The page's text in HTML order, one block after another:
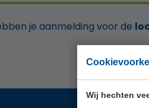
Wij hechten
je aanmelding voor de